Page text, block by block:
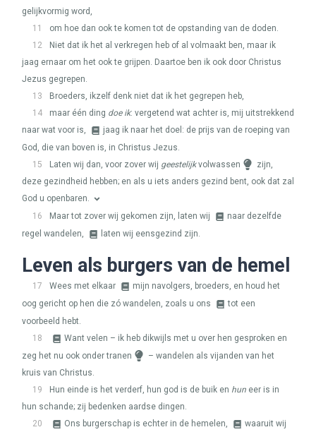
gelijkvormig word,
11
om hoe dan ook te komen tot de opstanding van de doden.
12
Niet dat ik het al verkregen heb of al volmaakt ben, maar ik
jaag ernaar om het ook te grijpen. Daartoe ben ik ook door Christus
Jezus gegrepen.
13
Broeders, ikzelf denk niet dat ik het gegrepen heb,
14
maar één ding doe ik: vergetend wat achter is, mij uitstrekkend
naar wat voor is,
jaag ik naar het doel: de prijs van de roeping van
God, die van boven is, in Christus Jezus.
15
Laten wij dan, voor zover wij geestelijkvolwassen
zijn,
deze gezindheid hebben; en als u iets anders gezind bent, ook dat zal
God u openbaren.
16
Maar tot zover wij gekomen zijn, laten wij
naar dezelfde
regel wandelen,
laten wij eensgezind zijn.
Leven als burgers van de hemel
17 Wees met elkaar
mijn navolgers, broeders, en houd het
oog gericht op hen die zó wandelen, zoals u ons
tot een
voorbeeld hebt.
18
Want velen – ik heb dikwijls met u over hen gesproken en
zeg het nu ook onder tranen
– wandelen als vijanden van het
kruis van Christus.
19
Hun einde is het verderf, hun god is de buik en hun eer is in
hun schande; zij bedenken aardse dingen.
20
Ons burgerschap is echter in de hemelen, waaruit wij